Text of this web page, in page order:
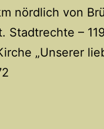
nördlich von
Stadtrechte –
„Unserer